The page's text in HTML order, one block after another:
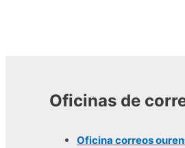
Oficinas de
Oficina correos